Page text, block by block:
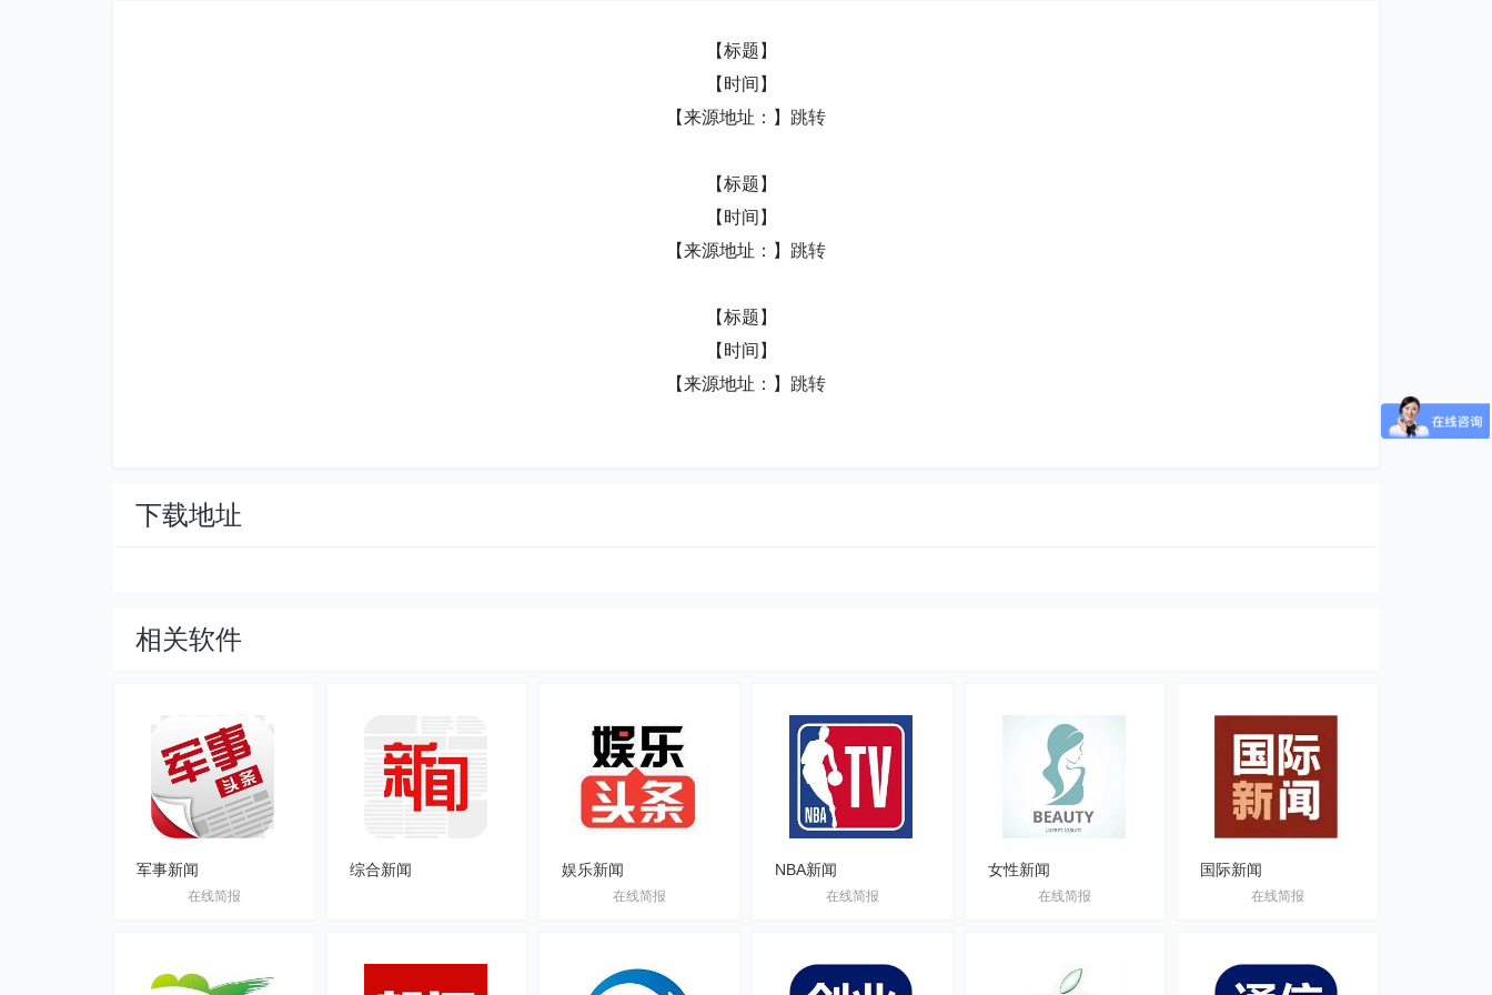
【标题】
【时间】
【来源地址：】 跳转
【标题】
【时间】
【来源地址：】 跳转
【标题】
【时间】
【来源地址：】 跳转
下载地址
相关软件
军事新闻
在线简报
综合新闻 娱乐新闻
在线简报
NBA新闻
在线简报
女性新闻
在线简报
国际新闻
在线简报